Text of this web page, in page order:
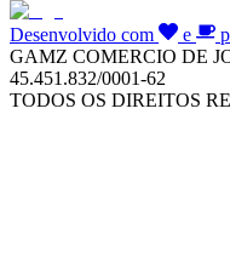
Desenvolvido com e
GAMZ COMERCIO DE
45.451.832/0001-62
TODOS OS DIREITOS